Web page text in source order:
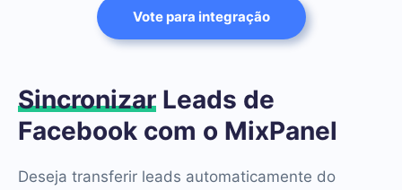
Vote para integração
Sincronizar Leads de
Facebook com o MixPanel
Deseja transferir leads automaticamente do